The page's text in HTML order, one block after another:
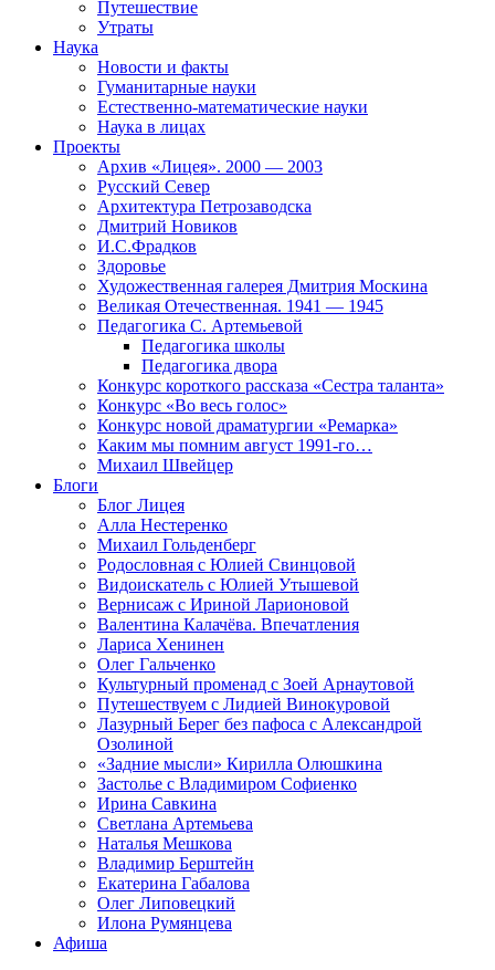
Путешествие
Утраты
Наука
Новости и факты
Гуманитарные науки
Естественно-математические науки
Наука в лицах
Проекты
Архив «Лицея». 2000 — 2003
Русский Север
Архитектура Петрозаводска
Дмитрий Новиков
И.С.Фрадков
Здоровье
Художественная галерея Дмитрия Москина
Великая Отечественная. 1941 — 1945
Педагогика С. Артемьевой
Педагогика школы
Педагогика двора
Конкурс короткого рассказа «Сестра таланта»
Конкурс «Во весь голос»
Конкурс новой драматургии «Ремарка»
Каким мы помним август 1991-го…
Михаил Швейцер
Блоги
Блог Лицея
Алла Нестеренко
Михаил Гольденберг
Родословная с Юлией Свинцовой
Видоискатель с Юлией Утышевой
Вернисаж с Ириной Ларионовой
Валентина Калачёва. Впечатления
Лариса Хенинен
Олег Гальченко
Культурный променад с Зоей Арнаутовой
Путешествуем с Лидией Винокуровой
Лазурный Берег без пафоса с Александрой
Озолиной
«Задние мысли» Кирилла Олюшкина
Застолье с Владимиром Софиенко
Ирина Савкина
Светлана Артемьева
Наталья Мешкова
Владимир Берштейн
Екатерина Габалова
Олег Липовецкий
Илона Румянцева
Афиша